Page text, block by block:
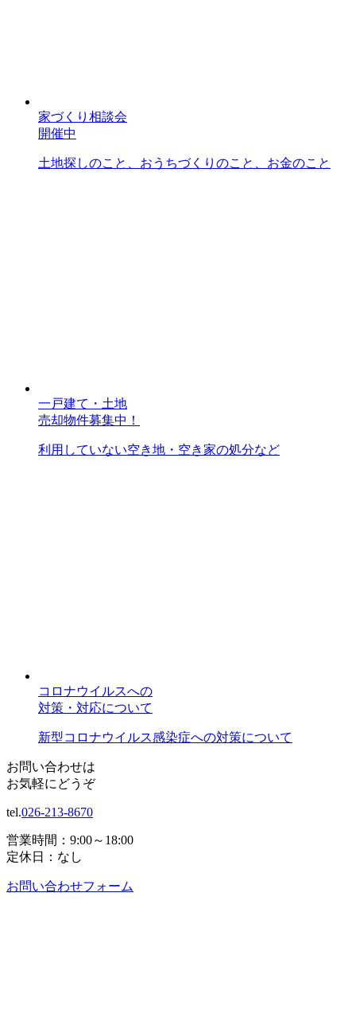
家づくり相談会
開催中
土地探しのこと、おうちづくりのこと、お金のこと
一戸建て・土地
売却物件募集中！
利用していない空き地・空き家の処分など
コロナウイルスへの
対策・対応について
新型コロナウイルス感染症への対策について
お問い合わせは
お気軽にどうぞ
tel.026-213-8670
営業時間：9:00～18:00
定休日：なし
お問い合わせフォーム